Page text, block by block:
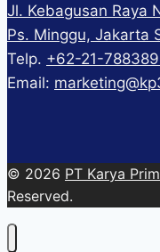
Jl. Kebagusan Raya
Ps. Minggu, Jakarta
Telp. +62-21-
Email:
© 2026 PT Karya
Reserved.